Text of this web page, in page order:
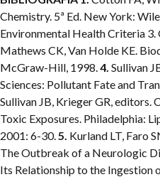
Chemistry. 5ª Ed. New York:
Environmental Health Criteria 3.
Mathews CK, Van Holde KE.
McGraw-Hill, 1998.4. Sullivan
Sciences: Pollutant Fate and
Sullivan JB, Krieger GR, editors.
Toxic Exposures. Philadelphia:
2001: 6-30.5. Kurland LT, Faro
The Outbreak of a Neurologic
Its Relationship to the Ingestion